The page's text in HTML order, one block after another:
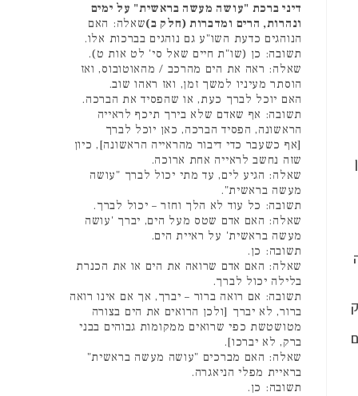
דיני ברכת "עושה מעשה בראשית" על ימים
ונהרות, הרים ומדברות (חלק ב)שאלה: האם
הנוהגים כדעת השו"ע גם נוהגים בברכות אלו.
תשובה: כן (שו"ת חיים שאל סי' לט אות ט).
שאלה: ראה את הים מהרכב / מהאוטובוס, ואז
הוסתר מעיניו למשך זמן, ואז ראהו שוב.
האם יוכל לברך כעת, או שהפסיד את הברכה.
תשובה: אף שאדם שלא בירך תיכף לראייה
הראשונה, הפסיד הברכה, כאן יוכל לברך
[אף כשעבר כדי דיבור מהראייה הראשונה], כיון
שזה נחשב לראייה אחת ארוכה.
שאלה: הגיע לים, עד מתי יכול לברך "עושה
מעשה בראשית".
תשובה: כל עוד לא הלך וחזר – יכול לברך.
שאלה: האם אדם שטס מעל הים, יברך 'עושה
מעשה בראשית' על ראיית הים.
תשובה: כן.
שאלה: האם אדם שרואה את הים או את הכנרת
בלילה יכול לברך.
תשובה: אם רואה ברור – יברך, אך אם אינו רואה
ברור, לא יברך [ולכן הרואים את הים בצורה
מטושטשת כפי שרואים ממקומות גבוהים בבני
ברק, לא יברכו].
שאלה: האם מברכים "עושה מעשה בראשית"
בראיית מפלי הניאגרה.
תשובה: כן.